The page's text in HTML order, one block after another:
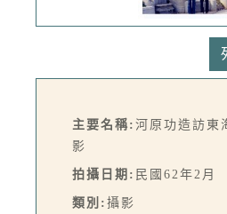
主要名稱: 河原功造訪東
影
拍攝日期: 民國62年2月
類別: 攝影